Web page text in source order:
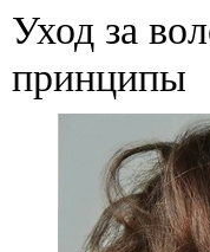
Уход за
принципы